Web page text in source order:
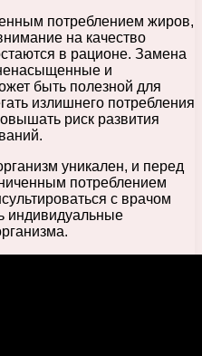
потреблением жиров,
на качество
в рационе. Замена
и
быть полезной для
излишнего потребления
риск развития
уникален, и перед
потреблением
с врачом
индивидуальные